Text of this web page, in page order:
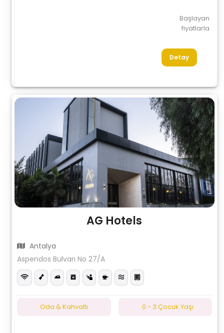
Başlayan
fiyatlarla
Detay
AG Hotels
Antalya
Aspendos Bulvarı No 27/A
Oda & Kahvaltı 0 - 3 Çocuk Yaşı